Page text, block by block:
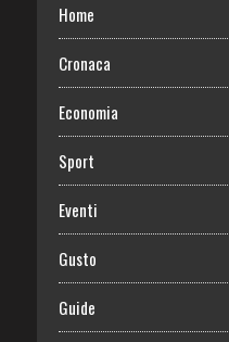
Home
Cronaca
Economia
Sport
Eventi
Gusto
Guide